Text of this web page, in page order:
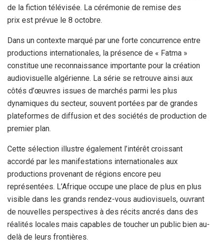
de la fiction télévisée. La cérémonie de remise des
prix est prévue le 8 octobre.
Dans un contexte marqué par une forte concurrence entre
productions internationales, la présence de « Fatma »
constitue une reconnaissance importante pour la création
audiovisuelle algérienne. La série se retrouve ainsi aux
côtés d’œuvres issues de marchés parmi les plus
dynamiques du secteur, souvent portées par de grandes
plateformes de diffusion et des sociétés de production de
premier plan.
Cette sélection illustre également l’intérêt croissant
accordé par les manifestations internationales aux
productions provenant de régions encore peu
représentées. L’Afrique occupe une place de plus en plus
visible dans les grands rendez-vous audiovisuels, ouvrant
de nouvelles perspectives à des récits ancrés dans des
réalités locales mais capables de toucher un public bien au-
delà de leurs frontières.